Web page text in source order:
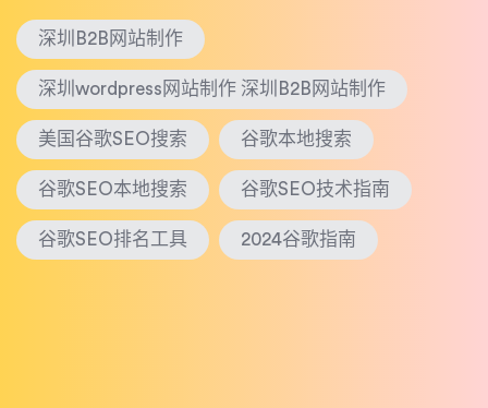
深圳B2B网站制作
深圳wordpress网站制作 深圳B2B网站制作
美国谷歌SEO搜索 谷歌本地搜索
谷歌SEO本地搜索 谷歌SEO技术指南
谷歌SEO排名工具 2024谷歌指南